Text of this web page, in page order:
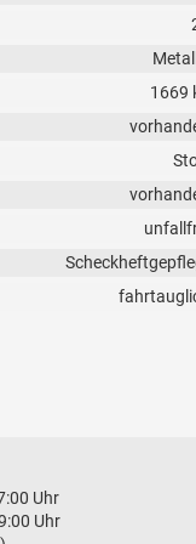
1669
Uhr
Uhr